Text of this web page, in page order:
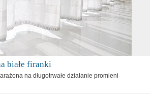
białe firanki
na długotrwałe działanie promieni